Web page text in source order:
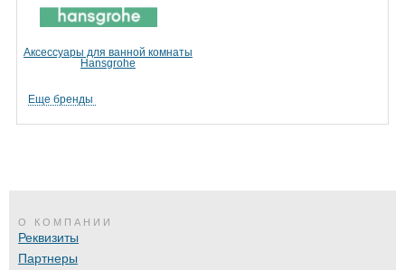
Аксессуары для ванной комнаты
Hansgrohe
Еще бренды
О КОМПАНИИ
Реквизиты
Партнеры